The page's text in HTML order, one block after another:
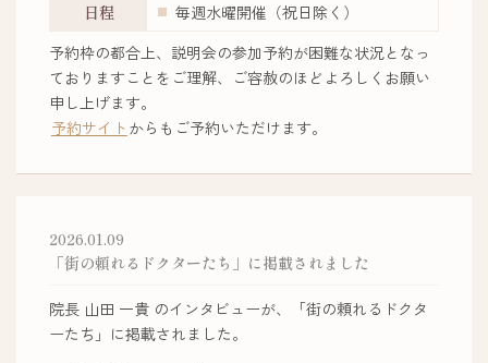
日程
毎週水曜開催（祝日除く）
予約枠の都合上、説明会の参加予約が困難な状況となっ
ておりますことをご理解、ご容赦のほどよろしくお願い
申し上げます。
予約サイト からもご予約いただけます。
2026.01.09
「街の頼れるドクターたち」に掲載されました
院長 山田 一貴 のインタビューが、「街の頼れるドクタ
ーたち」に掲載されました。